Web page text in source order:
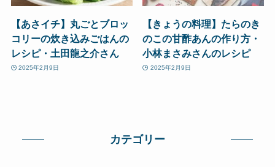
【あさイチ】丸ごとブロッ
コリーの炊き込みごはんの
レシピ・土田龍之介さん
2025年2月9日
【きょうの料理】たらのき
のこの甘酢あんの作り方・
小林まさみさんのレシピ
2025年2月9日
カテゴリー